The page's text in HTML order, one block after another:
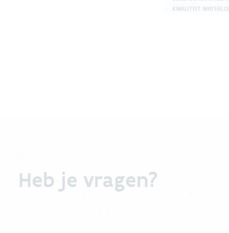
KWALITEIT
Heb je vragen?